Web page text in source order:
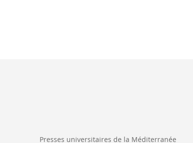
Presses universitaires de la Méditerranée